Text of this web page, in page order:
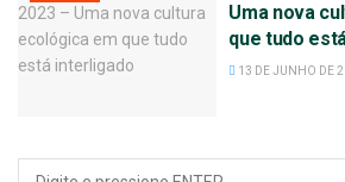
Uma nova
que tudo
13 DE JUNHO DE